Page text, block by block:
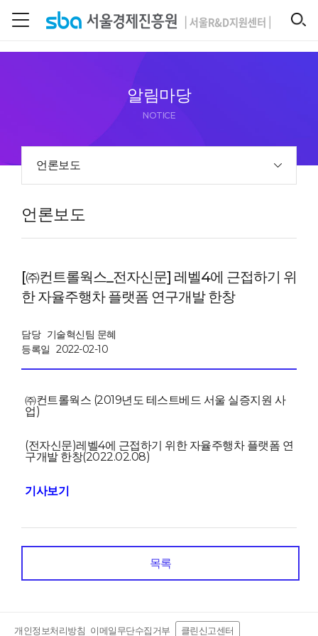
알림마당
NOTICE
언론보도
언론보도
[㈜컨트롤웍스_전자신문] 레벨4에 근접하기 위
한 자율주행차 플랫폼 연구개발 한창
담당 기술혁신팀 문혜
등록일 2022-02-10
㈜컨트롤웍스 (2019년도 테스트베드 서울 실증지원 사
업)
(전자신문)레벨4에 근접하기 위한 자율주행차 플랫폼 연
구개발 한창(2022.02.08)
기사보기
목록
개인정보처리방침 이메일무단수집거부 클린신고센터